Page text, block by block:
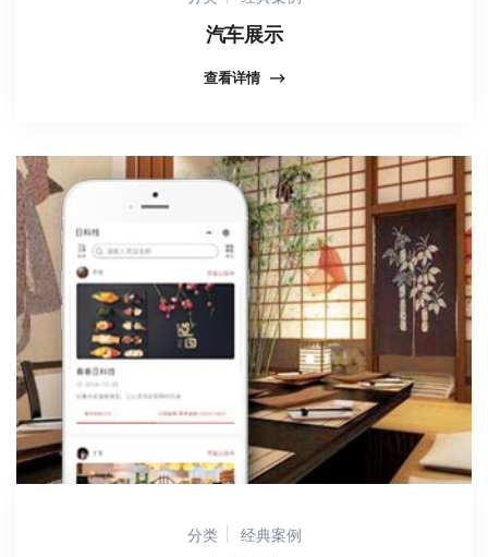
汽车展示
查看详情
分类 经典案例